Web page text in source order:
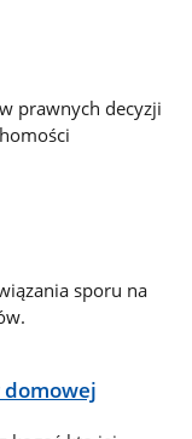
prawnych decyzji
sporu na
domowej